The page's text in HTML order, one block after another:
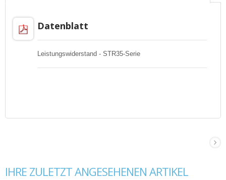
Datenblatt
Leistungswiderstand - STR35-Serie
IHRE ZULETZT ANGESEHENEN ARTIKEL